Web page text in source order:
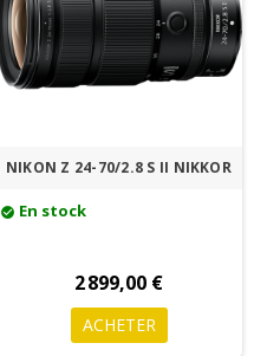
NIKON Z 24-70/2.8 S II NIKKOR
check_circle En stock
2 899,00 €
ACHETER